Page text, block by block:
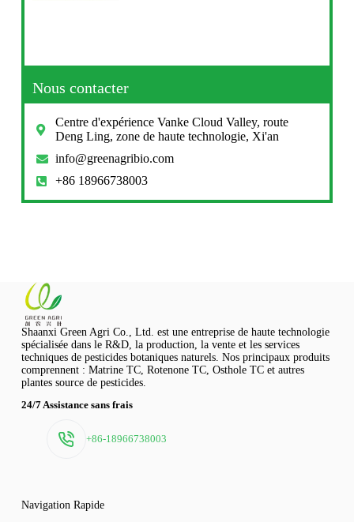
Nous contacter
Centre d'expérience Vanke Cloud Valley, route
Deng Ling, zone de haute technologie, Xi'an
info@greenagribio.com
+86 18966738003
Shaanxi Green Agri Co., Ltd. est une entreprise de haute technologie
spécialisée dans le R&D, la production, la vente et les services
techniques de pesticides botaniques naturels. Nos principaux produits
comprennent : Matrine TC, Rotenone TC, Osthole TC et autres
plantes source de pesticides.
24/7 Assistance sans frais
+86-18966738003
Navigation Rapide